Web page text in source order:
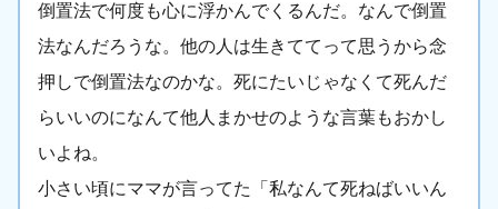
倒置法で何度も心に浮かんでくるんだ。なんで倒置
法なんだろうな。他の人は生きててって思うから念
押しで倒置法なのかな。死にたいじゃなくて死んだ
らいいのになんて他人まかせのような言葉もおかし
いよね。
小さい頃にママが言ってた「私なんて死ねばいいん